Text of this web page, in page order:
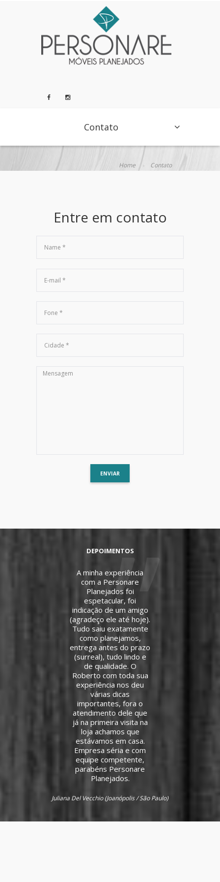
Contato
Home Contato
Entre em contato
DEPOIMENTOS
A minha experiência
com a Personare
Planejados foi
espetacular, foi
indicação de um amigo
(agradeço ele até hoje).
Tudo saiu exatamente
como planejamos,
entrega antes do prazo
(surreal), tudo lindo e
de qualidade. O
Roberto com toda sua
experiência nos deu
várias dicas
importantes, fora o
atendimento dele que
já na primeira visita na
loja achamos que
estávamos em casa.
Empresa séria e com
equipe competente,
parabéns Personare
Planejados.
Juliana Del Vecchio (Joanópolis / São Paulo)